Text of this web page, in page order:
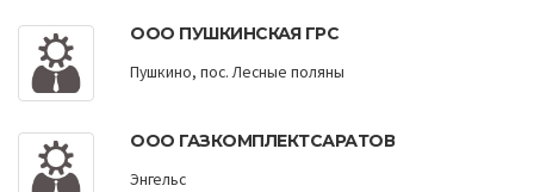
ООО ПУШКИНСКАЯ ГРС
Пушкино, пос. Лесные поляны
ООО ГАЗКОМПЛЕКТСАРАТОВ
Энгельс